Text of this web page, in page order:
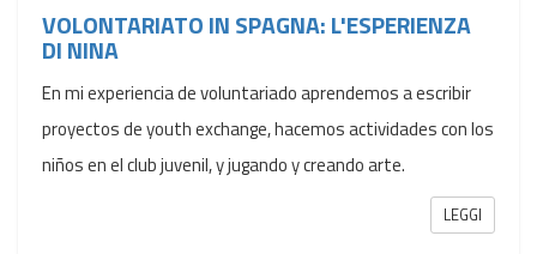
VOLONTARIATO IN SPAGNA: L'ESPERIENZA
DI NINA
En mi experiencia de voluntariado aprendemos a escribir
proyectos de youth exchange, hacemos actividades con los
niños en el club juvenil, y jugando y creando arte.
LEGGI